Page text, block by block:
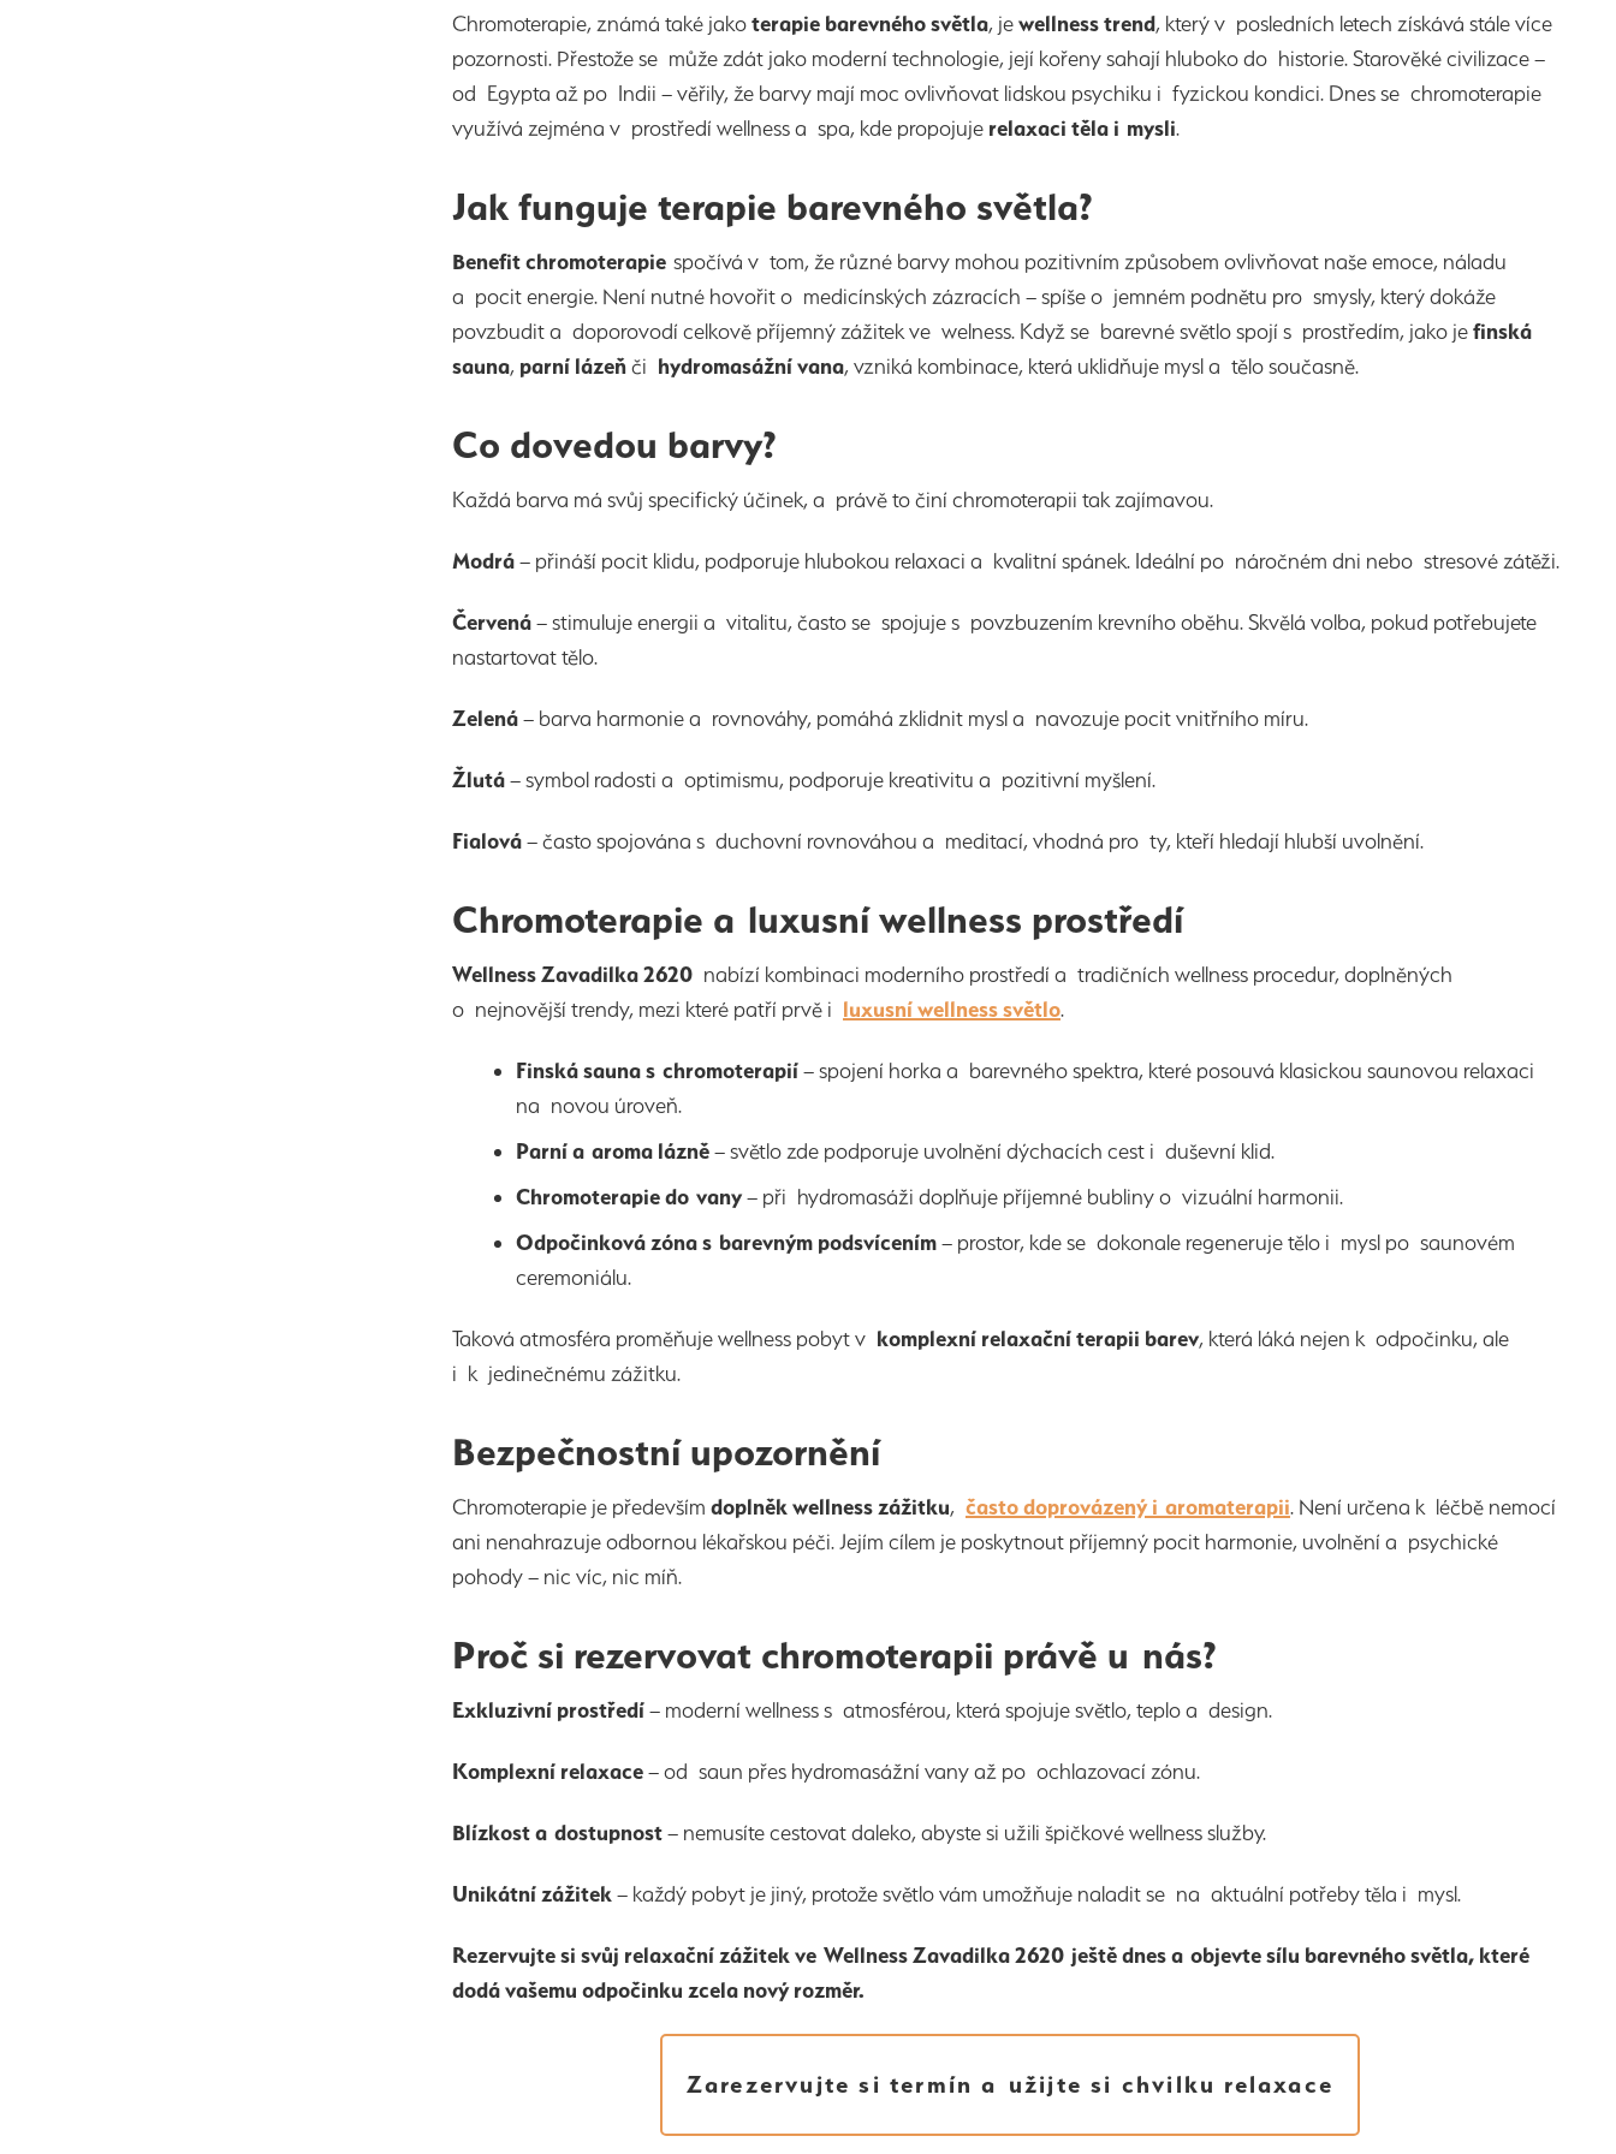
Chromoterapie, známá také jakoterapie barevnéhosvětla, jewellnesstrend, který v posledních letech získává stále více
pozornosti. Přestože se může zdát jako moderní technologie, její kořeny sahají hluboko do historie. Starověké civilizace –
od Egypta až po Indii – věřily, že barvy mají moc ovlivňovat lidskou psychiku i fyzickou kondici. Dnes se chromoterapie
využívá zejména v prostředí wellness a spa, kde propojuje relaxaci těla i mysli.
Jak funguje terapie barevného světla?
Benefit chromoterapie spočívá v tom, že různé barvy mohou pozitivním způsobem ovlivňovat naše emoce, náladu
a pocit energie. Není nutné hovořit o medicínských zázracích – spíše o jemném podnětu pro smysly, který dokáže
povzbudit a doporovodí celkově příjemný zážitek ve welness. Když se barevné světlo spojí s prostředím, jako jefinská
sauna, parní lázeňči hydromasážní vana, vzniká kombinace, která uklidňuje mysl a tělo současně.
Co dovedou barvy?
Každá barva má svůj specifický účinek, a právě to činí chromoterapii tak zajímavou.
Modrá– přináší pocit klidu, podporuje hlubokou relaxaci a kvalitní spánek. Ideální po náročném dni nebo stresové zátěži.
Červená– stimuluje energii a vitalitu, často se spojuje s povzbuzením krevního oběhu. Skvělá volba, pokud potřebujete
nastartovat tělo.
Zelená– barva harmonie a rovnováhy, pomáhá zklidnit mysl a navozuje pocit vnitřního míru.
Žlutá– symbol radosti a optimismu, podporuje kreativitu a pozitivní myšlení.
Fialová– často spojována s duchovní rovnováhou a meditací, vhodná pro ty, kteří hledají hlubší uvolnění.
Chromoterapie a luxusní wellness prostředí
Wellness Zavadilka 2620 nabízí kombinaci moderního prostředí a tradičních wellness procedur, doplněných
o nejnovější trendy, mezi které patří prvě i luxusní wellness světlo.
Finská sauna s chromoterapií– spojení horka a barevného spektra, které posouvá klasickou saunovou relaxaci
na novou úroveň.
Parní a aroma lázně– světlo zde podporuje uvolnění dýchacích cest i duševní klid.
Chromoterapie do vany– při hydromasáži doplňuje příjemné bubliny o vizuální harmonii.
Odpočinková zóna s barevným podsvícením– prostor, kde se dokonale regeneruje tělo i mysl po saunovém
ceremoniálu.
Taková atmosféra proměňuje wellness pobyt v komplexní relaxační terapii barev, která láká nejen k odpočinku, ale
i k jedinečnému zážitku.
Bezpečnostní upozornění
Chromoterapie je především doplněk wellness zážitku, často doprovázený i aromaterapii. Není určena k léčbě nemocí
ani nenahrazuje odbornou lékařskou péči. Jejím cílem je poskytnout příjemný pocit harmonie, uvolnění a psychické
pohody – nic víc, nic míň.
Proč si rezervovat chromoterapii právě u nás?
Exkluzivní prostředí– moderní wellness s atmosférou, která spojuje světlo, teplo a design.
Komplexní relaxace– od saun přes hydromasážní vany až po ochlazovací zónu.
Blízkost a dostupnost– nemusíte cestovat daleko, abyste si užili špičkové wellness služby.
Unikátní zážitek – každý pobyt je jiný, protože světlo vám umožňuje naladit se na aktuální potřeby těla i mysl.
Rezervujte si svůj relaxační zážitek ve Wellness Zavadilka 2620 ještě dnes a objevte sílu barevného světla, které
dodá vašemu odpočinku zcela nový rozměr.
Zarezervujte si termín a užijte si chvilku relaxace